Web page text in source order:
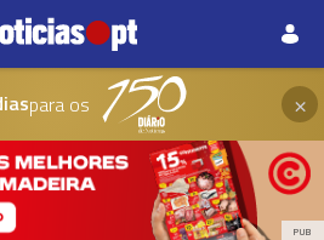
para os ×
PUB